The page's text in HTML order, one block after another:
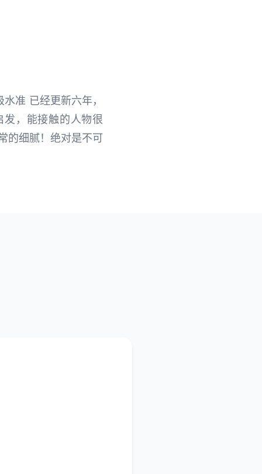
准 已经更新六年，
，能接触的人物很
的细腻！绝对是不可